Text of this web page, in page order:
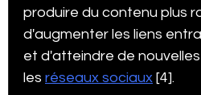
produire du contenu plus
d'augmenter les liens
et d'atteindre de
les réseaux sociaux [4].